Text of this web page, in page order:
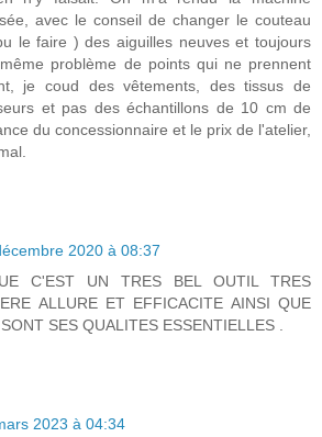
avec le conseil de changer le couteau
le faire ) des aiguilles neuves et toujours
problème de points qui ne prennent
je coud des vêtements, des tissus de
et pas des échantillons de 10 cm de
du concessionnaire et le prix de l'atelier,
2020 à 08:37
C'EST UN TRES BEL OUTIL TRES
ALLURE ET EFFICACITE AINSI QUE
SES QUALITES ESSENTIELLES .
2023 à 04:34